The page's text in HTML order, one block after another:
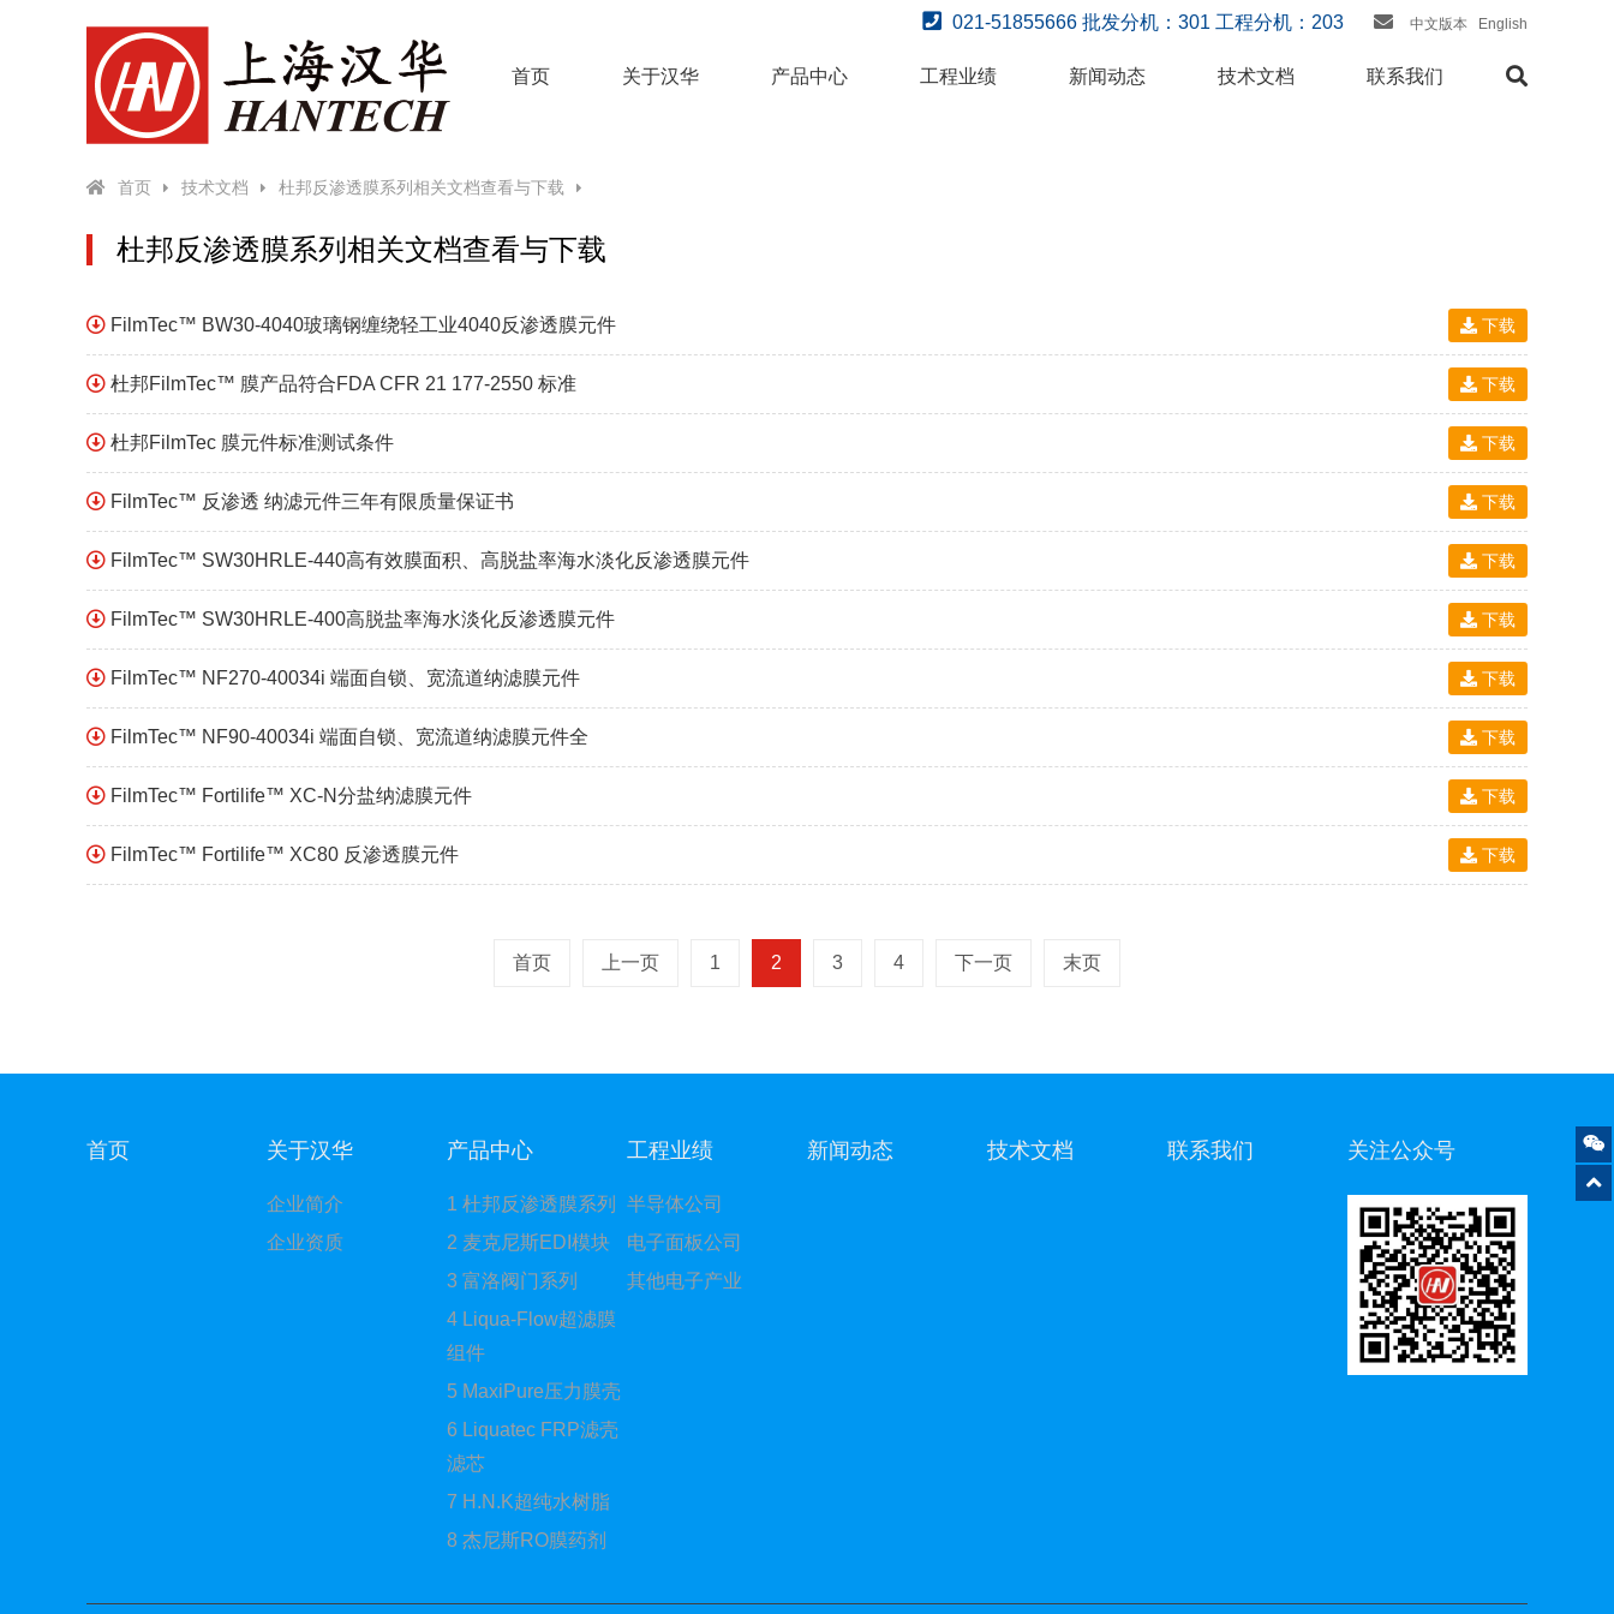
021-51855666 批发分机：301 工程分机：203 中文版本 English
首页 关于汉华 产品中心 工程业绩 新闻动态 技术文档 联系我们
首页 技术文档 杜邦反渗透膜系列相关文档查看与下载
杜邦反渗透膜系列相关文档查看与下载
下载
FilmTec™ BW30-4040玻璃钢缠绕轻工业4040反渗透膜元件
下载
杜邦FilmTec™ 膜产品符合FDA CFR 21 177-2550 标准
下载
杜邦FilmTec 膜元件标准测试条件
下载
FilmTec™ 反渗透 纳滤元件三年有限质量保证书
下载
FilmTec™ SW30HRLE-440高有效膜面积、高脱盐率海水淡化反渗透膜元件
下载
FilmTec™ SW30HRLE-400高脱盐率海水淡化反渗透膜元件
下载
FilmTec™ NF270-40034i 端面自锁、宽流道纳滤膜元件
下载
FilmTec™ NF90-40034i 端面自锁、宽流道纳滤膜元件全
下载
FilmTec™ Fortilife™ XC-N分盐纳滤膜元件
下载
FilmTec™ Fortilife™ XC80 反渗透膜元件
首页 上一页 1 2 3 4 下一页 末页
首页 关于汉华
企业简介
企业资质
产品中心
1 杜邦反渗透膜系列
2 麦克尼斯EDI模块
3 富洛阀门系列
4 Liqua-Flow超滤膜
组件
5 MaxiPure压力膜壳
6 Liquatec FRP滤壳
滤芯
7 H.N.K超纯水树脂
8 杰尼斯RO膜药剂
工程业绩
半导体公司
电子面板公司
其他电子产业
新闻动态 技术文档 联系我们 关注公众号